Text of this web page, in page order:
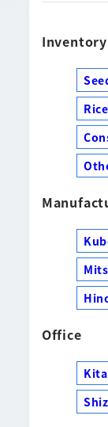
Office